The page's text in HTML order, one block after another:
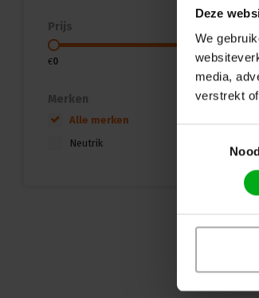
Deze
We
media,
verstrekt
Prijs
€0 €15
Merken
Alle merken
Neutrik